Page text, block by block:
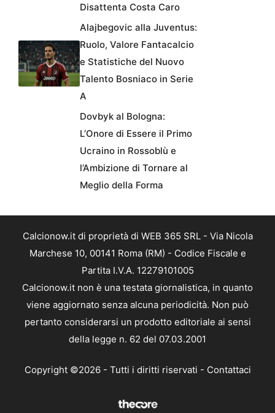
Disattenta Costa Caro
Alajbegovic alla Juventus:
Ruolo, Valore Fantacalcio
e Statistiche del Nuovo
Talento Bosniaco in Serie
A
Dovbyk al Bologna:
L’Onore di Essere il Primo
Ucraino in Rossoblù e
l’Ambizione di Tornare al
Meglio della Forma
Calcionow.it di proprietà di WEB 365 SRL - Via Nicola
Marchese 10, 00141 Roma (RM) - Codice Fiscale e
Partita I.V.A. 12279101005
Calcionow.it non è una testata giornalistica, in quanto
viene aggiornato senza alcuna periodicità. Non può
pertanto considerarsi un prodotto editoriale ai sensi
della legge n. 62 del 07.03.2001
Copyright ©2026 - Tutti i diritti riservati - Contattaci